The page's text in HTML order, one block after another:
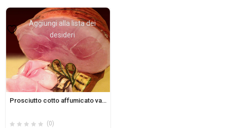
Aggiungi alla lista dei
desideri
Prosciutto cotto affumicato vaschetta circa 100 gr
(0)